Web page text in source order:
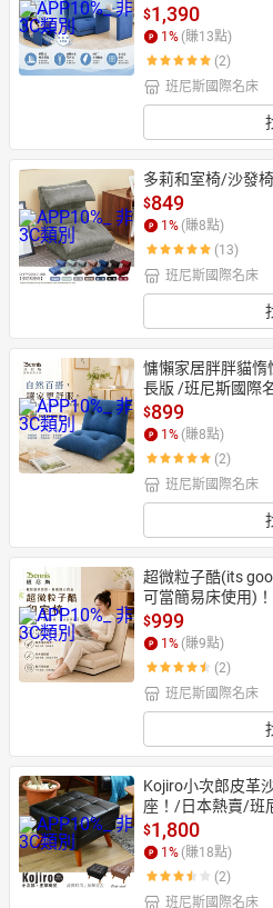
$1,390
1 % (賺13點)
(2)
班尼斯國際名床
多莉和室椅/沙發
$849
1 % (賺8點)
(13)
班尼斯國際名床
慵懶家居胖胖貓
長版 /班尼斯國際
$899
1 % (賺8點)
(2)
班尼斯國際名床
超微粒子酷(its
可當簡易床使用)
$999
1 % (賺9點)
(2)
班尼斯國際名床
Kojiro小次郎皮革
座！/日本熱賣/班
$1,800
1 % (賺18點)
(2)
班尼斯國際名床